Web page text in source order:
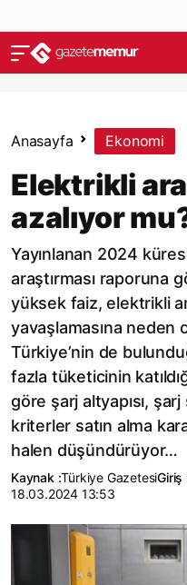
Anasayfa Ekonomi
Elektrikli
azalıyor
Yayınlanan 2024
araştırması raporuna
yüksek faiz, elektrikli
yavaşlamasına neden
Türkiye’nin de
fazla tüketicinin
göre şarj altyapısı,
kriterler satın alma
halen düşündürüyor…
Kaynak :Türkiye GazetesiGiriş
18.03.2024 13:53